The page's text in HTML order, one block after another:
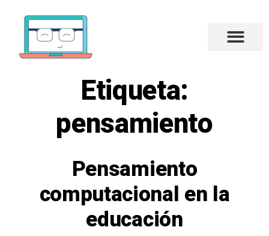
Etiqueta:
pensamiento
Pensamiento
computacional en la
educación